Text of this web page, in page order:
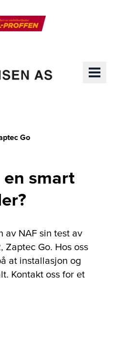
Go
en smart
av NAF sin test av
Go. Hos oss
at installasjon og
Kontakt oss for et